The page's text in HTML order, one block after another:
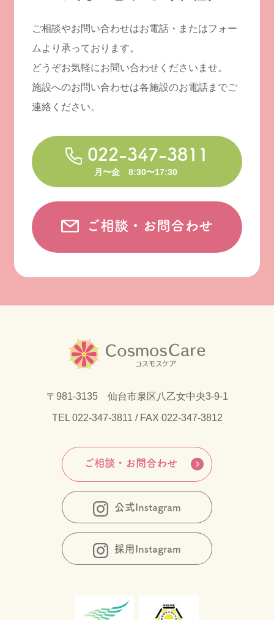
ご相談やお問い合わせはお電話・またはフォー
ムより承っております。
どうぞお気軽にお問い合わせくださいませ。
施設へのお問い合わせは各施設のお電話までご
連絡ください。
022-347-3811
月〜金 8:30〜17:30
ご相談・お問合わせ
〒981-3135 仙台市泉区八乙女中央3-9-1
TEL 022-347-3811 / FAX 022-347-3812
ご相談・お問合わせ
公式Instagram
採用Instagram